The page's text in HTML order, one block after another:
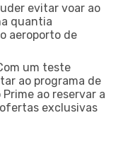
evitar voar ao
quantia
aeroporto de
um teste
ao programa de
ao reservar a
exclusivas